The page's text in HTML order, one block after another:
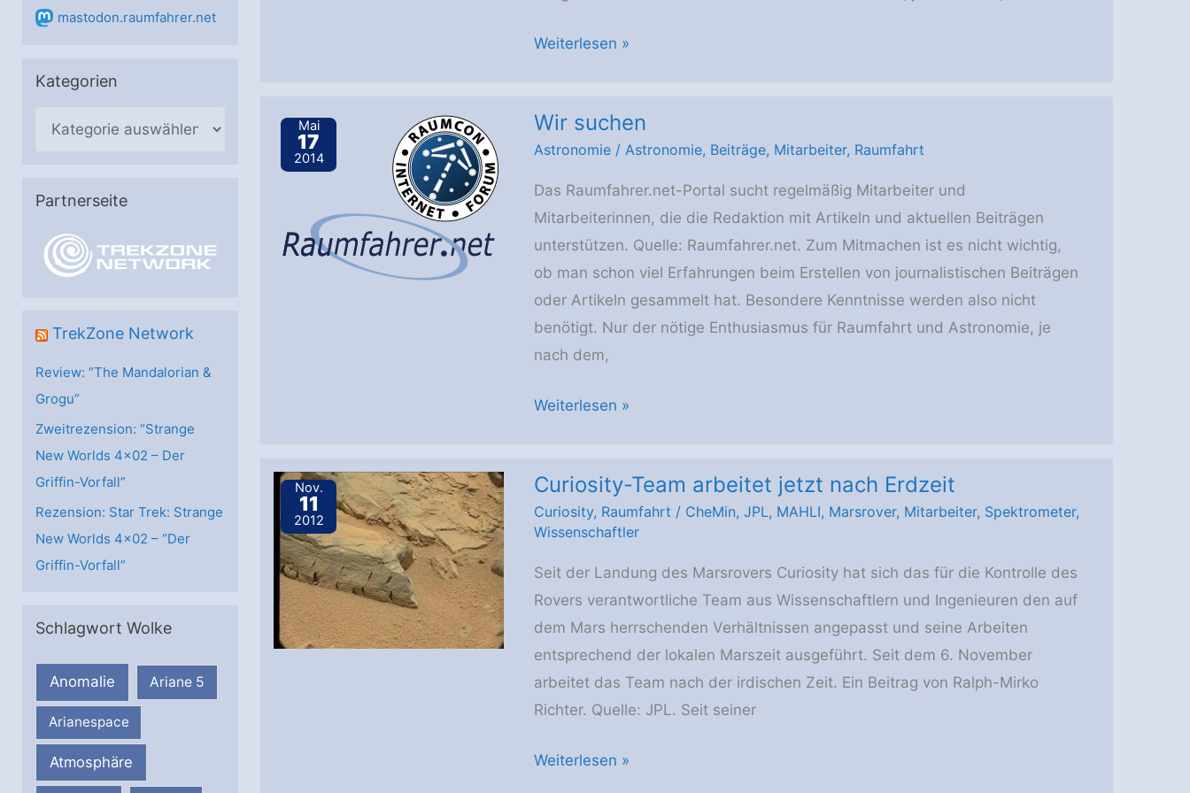
mastodon.raumfahrer.net
Kategorien
e
e
Partnerseite
TrekZone Network
Review: “The Mandalorian &
Grogu”
Zweitrezension: “Strange
New Worlds 4×02 – Der
Griffin-Vorfall”
Rezension: Star Trek: Strange
New Worlds 4×02 – “Der
Griffin-Vorfall”
Schlagwort Wolke
Anomalie Ariane 5
Arianespace
Atmosphäre
Wir
Weiterlesen »
Mai
17
2014
Wir suchen
Astronomie/ Astronomie, Beiträge, Mitarbeiter, Raumfahrt
Das Raumfahrer.net-Portal sucht regelmäßig Mitarbeiter und
Mitarbeiterinnen, die die Redaktion mit Artikeln und aktuellen Beiträgen
unterstützen. Quelle: Raumfahrer.net. Zum Mitmachen ist es nicht wichtig,
ob man schon viel Erfahrungen beim Erstellen von journalistischen Beiträgen
oder Artikeln gesammelt hat. Besondere Kenntnisse werden also nicht
benötigt. Nur der nötige Enthusiasmus für Raumfahrt und Astronomie, je
nach dem,
Wir
Weiterlesen »
Nov.
11
2012
Curiosity-Team arbeitet jetzt nach Erdzeit
Curiosity, Raumfahrt / CheMin, JPL, MAHLI, Marsrover, Mitarbeiter, Spektrometer,
Wissenschaftler
Seit der Landung des Marsrovers Curiosity hat sich das für die Kontrolle des
Rovers verantwortliche Team aus Wissenschaftlern und Ingenieuren den auf
dem Mars herrschenden Verhältnissen angepasst und seine Arbeiten
entsprechend der lokalen Marszeit ausgeführt. Seit dem 6. November
arbeitet das Team nach der irdischen Zeit. Ein Beitrag von Ralph-Mirko
Richter. Quelle: JPL. Seit seiner
Curiosity-
Weiterlesen »